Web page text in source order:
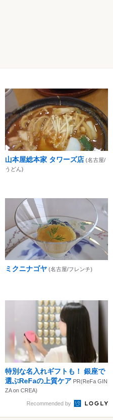
山本屋総本家 タワーズ店 (名古屋/
うどん)
ミクニナゴヤ (名古屋/フレンチ)
特別な名入れギフトも！ 銀座で
選ぶReFaの上質ケア PR(ReFa GIN
ZA on CREA)
Recommended by